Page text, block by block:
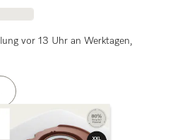
vor 13 Uhr an Werktagen,